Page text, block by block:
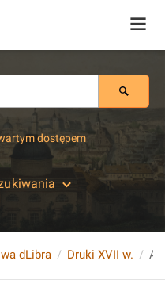
dostępem
dLibra Druki XVII w.